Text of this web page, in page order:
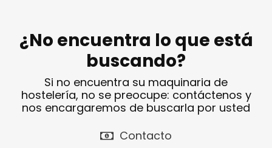
¿No encuentra lo que está
buscando?
Si no encuentra su maquinaria de
hostelería, no se preocupe: contáctenos y
nos encargaremos de buscarla por usted
Contacto